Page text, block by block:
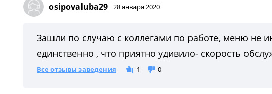
osipovaluba29 28 января 2020
Зашли по случаю с коллегами по работе, меню не
единственно , что приятно удивило- скорость
Все отзывы заведения 1 0